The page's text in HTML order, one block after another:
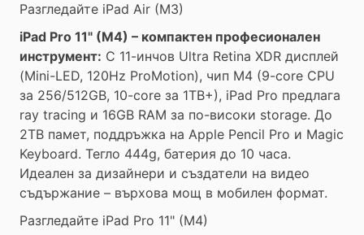
Разгледайте iPad Air (M3)
iPad Pro 11" (M4) – компактен професионален
инструмент: С 11-инчов Ultra Retina XDR дисплей
(Mini-LED, 120Hz ProMotion), чип M4 (9-core CPU
за 256/512GB, 10-core за 1TB+), iPad Pro предлага
ray tracing и 16GB RAM за по-високи storage. До
2TB памет, поддръжка на Apple Pencil Pro и Magic
Keyboard. Тегло 444g, батерия до 10 часа.
Идеален за дизайнери и създатели на видео
съдържание – върхова мощ в мобилен формат.
Разгледайте iPad Pro 11" (M4)